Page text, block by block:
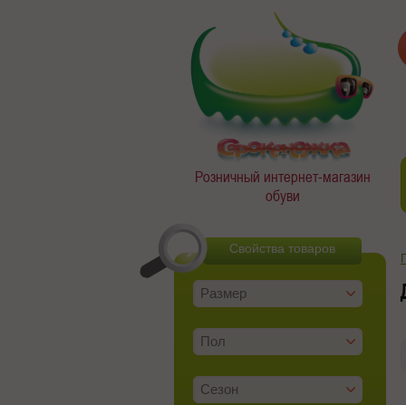
Розничный интернет-магазин
обуви
Размер
Пол
Сезон
Свойства товаров